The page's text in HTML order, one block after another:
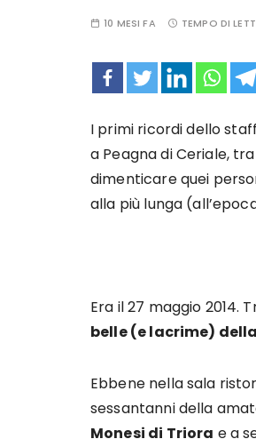
10 MESI FA TEMPO DI
I primi ricordi dello
a Peagna di Ceriale,
dimenticare quei
alla più lunga
Era il 27 maggio 2014.
belle (e lacrime)
Ebbene nella sala
sessantanni della
Monesi di Triora e a